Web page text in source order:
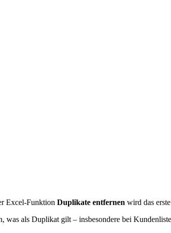
Excel-Funktion Duplikate entfernen wird das
als Duplikat gilt – insbesondere bei